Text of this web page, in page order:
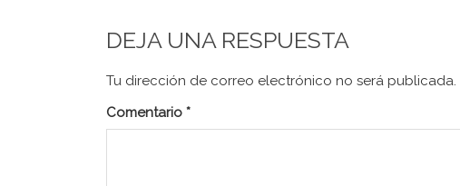
DEJA UNA RESPUESTA
Tu dirección de correo electrónico no será publicada.
Comentario *